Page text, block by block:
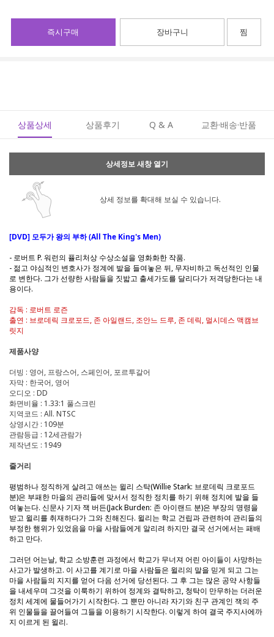
장바구니
즉시구매 찜
상품상세 상품후기 Q & A 교환·배송·반품
상세정보 새창 열기
상세 정보를 확대해 보실 수 있습니다.
[DVD] 모두가 왕의 부하 (All The King's Men)
- 로버트 P. 워런의 퓰리처상 수상소설을 영화화한 작품.
- 젊고 야심적인 변호사가 정계에 발을 들여놓은 뒤, 무자비하고 독선적인 인물
로 변한다. 그가 선량한 사람들을 짓밟고 출세가도를 달리다가 저격당한다는 내
용이다.
감독 : 로버트 로즌
출연 : 브로데릭 크로포드, 존 아일랜드, 조안느 드루, 존 데릭, 멀시데스 맥캠브
릿지
제품사양
더빙 : 영어, 프랑스어, 스페인어, 포르투갈어
자막 : 한국어, 영어
오디오 : DD
화면비율 : 1.33:1 풀스크린
지역코드 : All. NTSC
상영시간 : 109분
관람등급 : 12세관람가
제작년도 : 1949
줄거리
평범하나 정직하게 살려고 애쓰는 윌리 스탁(Willie Stark: 브로데릭 크로포드
분)은 부패한 마을의 관리들에 맞서서 정직한 정치를 하기 위해 정치에 발을 들
여놓는다. 신문사 기자 잭 버든(Jack Burden: 존 아이랜드 분)은 부장의 명령을
받고 윌리를 취재하다가 그와 친해진다. 윌리는 학교 건립과 관련하여 관리들의
부정한 행위가 있었음을 마을 사람들에게 알리려 하지만 결국 선거에서는 패배
하고 만다.
그러던 어는날, 학교 소방훈련 과정에서 학교가 무너져 어린 아이들이 사망하는
사고가 발생하고. 이 사고를 계기로 마을 사람들은 윌리의 말을 믿게 되고 그는
마을 사람들의 지지를 얻어 다음 선거에 당선된다. 그 후 그는 많은 공약 사항들
을 내세우며 그것을 이룩하기 위하여 정계와 결탁하고, 청탁이 만무하는 더러운
정치 세계에 물들어가기 시작한다. 그 뿐만 아니라 자기와 친구 관계인 잭의 주
위 인물들을 끌어들여 그들을 이용하기 시작한다. 이렇게 하여 결국 주지사에까
지 이르게 된 윌리.